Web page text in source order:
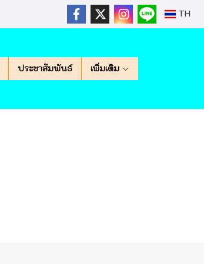
TH
ประชาสัมพันธ์ เพิ่มเติม